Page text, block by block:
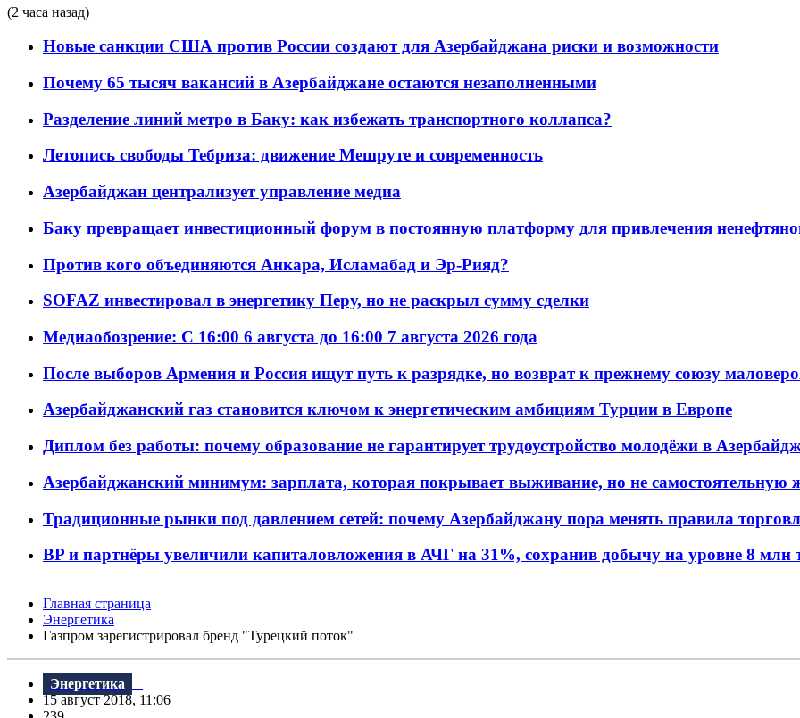
(2 часа назад)
Новые санкции США против России создают для Азербайджана риски и возможности
Почему 65 тысяч вакансий в Азербайджане остаются незаполненными
Разделение линий метро в Баку: как избежать транспортного коллапса?
Летопись свободы Тебриза: движение Мешруте и современность
Азербайджан централизует управление медиа
Баку превращает инвестиционный форум в постоянную платформу для привлечения
Против кого объединяются Анкара, Исламабад и Эр-Рияд?
SOFAZ инвестировал в энергетику Перу, но не раскрыл сумму сделки
Медиаобозрение: С 16:00 6 августа до 16:00 7 августа 2026 года
После выборов Армения и Россия ищут путь к разрядке, но возврат к прежнему союзу
Азербайджанский газ становится ключом к энергетическим амбициям Турции в Европе
Диплом без работы: почему образование не гарантирует трудоустройство молодёжи в
Азербайджанский минимум: зарплата, которая покрывает выживание, но не самостоятельную
Традиционные рынки под давлением сетей: почему Азербайджану пора менять правила
BP и партнёры увеличили капиталовложения в АЧГ на 31%, сохранив добычу на уровне 8 млн
Главная страница
Энергетика
Газпром зарегистрировал бренд "Турецкий поток"
Энергетика
15 август 2018, 11:06